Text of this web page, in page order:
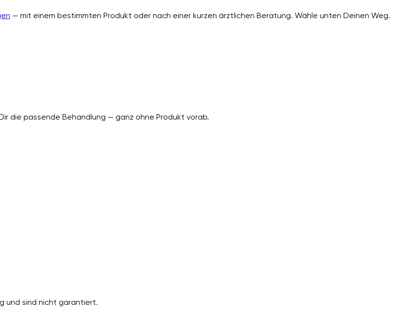
— mit einem bestimmten Produkt oder nach einer kurzen ärztlichen Beratung. Wähle unten Deinen Weg.
die passende Behandlung — ganz ohne Produkt vorab.
und sind nicht garantiert.